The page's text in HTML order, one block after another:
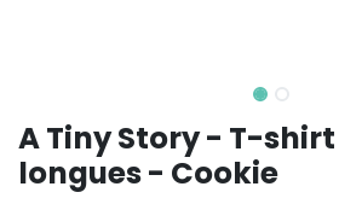
A Tiny Story - T-
longues - Cookie